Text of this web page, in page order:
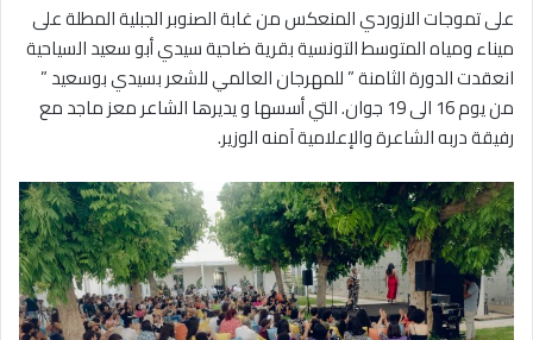
على تموجات الازوردي المنعكس من غابة الصنوبر الجبلية المطلة على
ميناء ومياه المتوسط التونسية بقرية ضاحية سيدي أبو سعيد السياحية
انعقدت الدورة الثامنة ” للمهرجان العالمي للشعر بسيدي بوسعيد ”
من يوم 16 الى 19 جوان. التي أسسها و يديرها الشاعر معز ماجد مع
رفيقة دربه الشاعرة والإعلامية آمنه الوزير.